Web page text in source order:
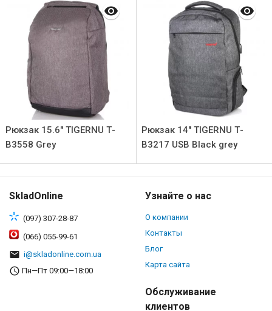
Рюкзак 15.6" TIGERNU Т-
В3558 Grey
Рюкзак 14" TIGERNU Т-
В3217 USB Black grey
SkladOnline
(097) 307-28-87
(066) 055-99-61
i@skladonline.com.ua
Пн—Пт 09:00—18:00
Узнайте о нас
О компании
Контакты
Блог
Карта сайта
Обслуживание
клиентов